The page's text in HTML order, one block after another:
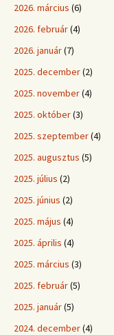
2026. március (6)
2026. február(4)
2026. január(7)
2025. december(2)
2025. november(4)
2025. október(3)
2025. szeptember(4)
2025. augusztus (5)
2025. július (2)
2025. június (2)
2025. május (4)
2025. április (4)
2025. március (3)
2025. február(5)
2025. január(5)
2024. december(4)